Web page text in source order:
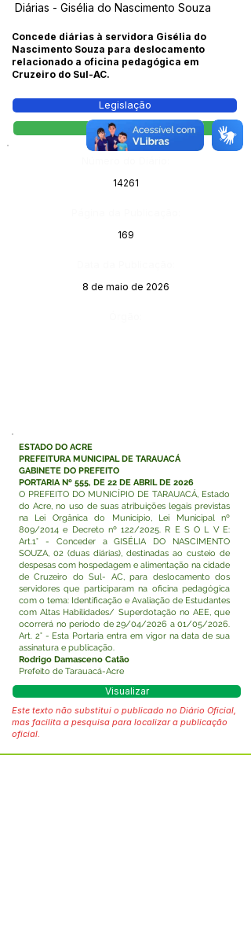
Diárias - Gisélia do Nascimento Souza
Concede diárias à servidora Gisélia do
Nascimento Souza para deslocamento
relacionado a oficina pedagógica em
Cruzeiro do Sul-AC.
Legislação
Portaria
14261
169
8 de maio de 2026
ESTADO DO ACRE
PREFEITURA MUNICIPAL DE TARAUACÁ
GABINETE DO PREFEITO
PORTARIA Nº 555, DE 22 DE ABRIL DE 2026
O PREFEITO DO MUNICÍPIO DE TARAUACÁ, Estado
do Acre, no uso de suas atribuições legais previstas
na Lei Orgânica do Município, Lei Municipal nº
809/2014 e Decreto nº 122/2025. R E S O L V E:
Art.1° - Conceder a GISÉLIA DO NASCIMENTO
SOUZA, 02 (duas diárias), destinadas ao custeio de
despesas com hospedagem e alimentação na cidade
de Cruzeiro do Sul- AC, para deslocamento dos
servidores que participaram na oficina pedagógica
com o tema: Identificação e Avaliação de Estudantes
com Altas Habilidades/ Superdotação no AEE, que
ocorrerá no período de 29/04/2026 a 01/05/2026.
Art. 2° - Esta Portaria entra em vigor na data de sua
assinatura e publicação.
Rodrigo Damasceno Catão
Prefeito de Tarauacá-Acre
Visualizar
Este texto não substitui o publicado no Diário Oficial,
mas facilita a pesquisa para localizar a publicação
oficial.